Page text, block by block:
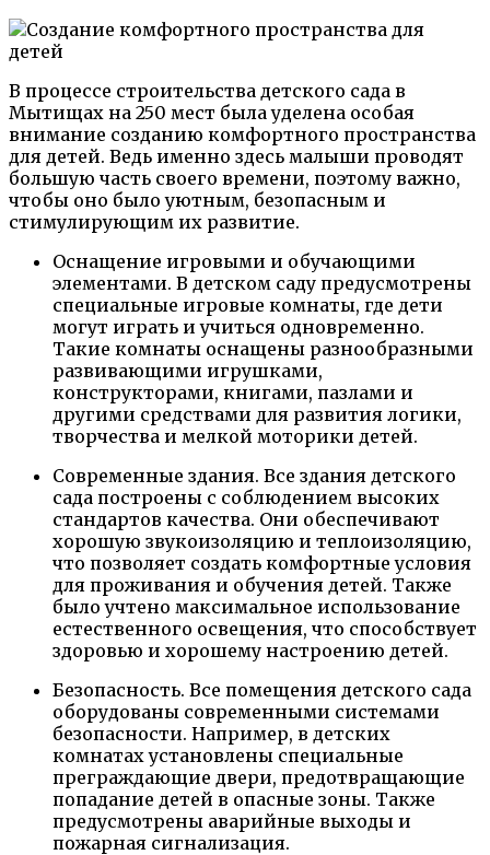
В процессе строительства детского сада в
Мытищах на 250 мест была уделена особая
внимание созданию комфортного пространства
для детей. Ведь именно здесь малыши проводят
большую часть своего времени, поэтому важно,
чтобы оно было уютным, безопасным и
стимулирующим их развитие.
Оснащение игровыми и обучающими
элементами. В детском саду предусмотрены
специальные игровые комнаты, где дети
могут играть и учиться одновременно.
Такие комнаты оснащены разнообразными
развивающими игрушками,
конструкторами, книгами, пазлами и
другими средствами для развития логики,
творчества и мелкой моторики детей.
Современные здания. Все здания детского
сада построены с соблюдением высоких
стандартов качества. Они обеспечивают
хорошую звукоизоляцию и теплоизоляцию,
что позволяет создать комфортные условия
для проживания и обучения детей. Также
было учтено максимальное использование
естественного освещения, что способствует
здоровью и хорошему настроению детей.
Безопасность. Все помещения детского сада
оборудованы современными системами
безопасности. Например, в детских
комнатах установлены специальные
преграждающие двери, предотвращающие
попадание детей в опасные зоны. Также
предусмотрены аварийные выходы и
пожарная сигнализация.